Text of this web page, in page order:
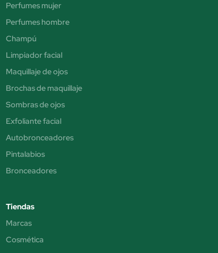
Perfumes mujer
Perfumes hombre
Champú
Limpiador facial
Maquillaje de ojos
Brochas de maquillaje
Sombras de ojos
Exfoliante facial
Autobronceadores
Pintalabios
Bronceadores
Tiendas
Marcas
Cosmética